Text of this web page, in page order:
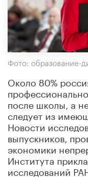
Фото: образование-
Около 80%
после школы, а
следует из
Новости
выпускников,
экономики
Института
исследований